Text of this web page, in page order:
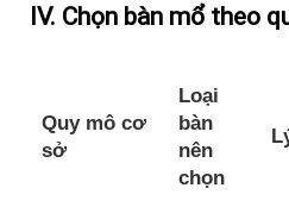
IV. Chọn bàn mổ theo
Quy mô cơ
sở
Loại
bàn
nên
chọn